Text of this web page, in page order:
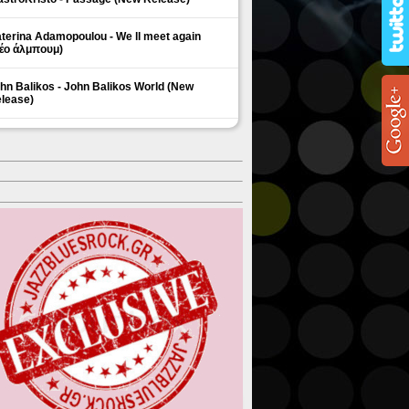
Adamopoulou - We ll meet again
άλμπουμ)
Balikos - John Balikos World (New